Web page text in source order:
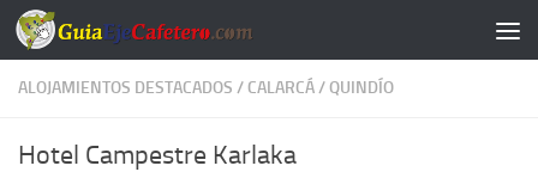
Saltar al contenido
ALOJAMIENTOS DESTACADOS / CALARCÁ/QUINDÍO
Hotel Campestre Karlaka